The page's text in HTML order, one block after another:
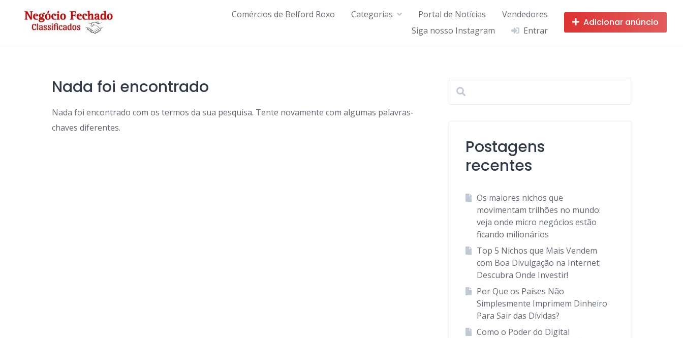
Comércios de Belford Roxo Categorias Portal de Notícias
Vendedores
Siga nosso Instagram
Entrar
Adicionar anúncio
Nada foi encontrado
Nada foi encontrado com os termos da sua pesquisa. Tente novamente com algumas palavras-
chaves diferentes.
Postagens
recentes
Os maiores nichos que
movimentam trilhões no mundo:
veja onde micro negócios estão
ficando milionários
Top 5 Nichos que Mais Vendem
com Boa Divulgação na Internet:
Descubra Onde Investir!
Por Que os Países Não
Simplesmente Imprimem Dinheiro
Para Sair das Dívidas?
Como o Poder do Digital